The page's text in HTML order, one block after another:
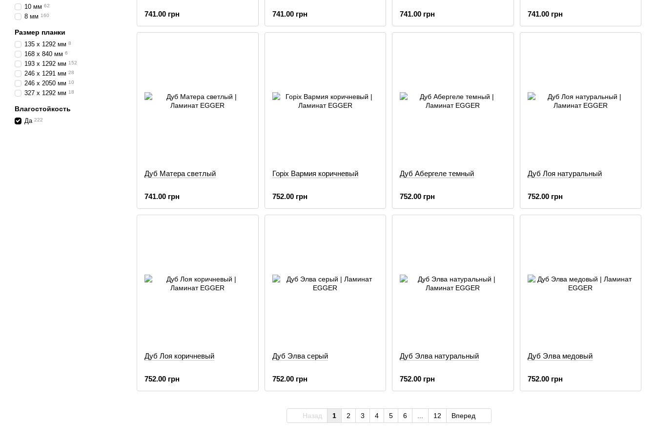
741.00 грн 741.00 грн 741.00 грн 741.00 грн
Дуб Матера светлый
741.00 грн
Горіх Вармия коричневый
752.00 грн
Дуб Абергеле темный
752.00 грн
Дуб Лоя натуральный
752.00 грн
Дуб Лоя коричневый
752.00 грн
Дуб Элва серый
752.00 грн
Дуб Элва натуральный
752.00 грн
Дуб Элва медовый
752.00 грн
Назад 1 2 3 4 5 6 12 Вперед
10 мм 62
8 мм 160
Размер планки
135 x 1292 мм 8
168 x 840 мм 6
193 x 1292 мм 152
246 x 1291 мм 28
246 x 2050 мм 10
327 x 1292 мм 18
Влагостойкость
Да 222